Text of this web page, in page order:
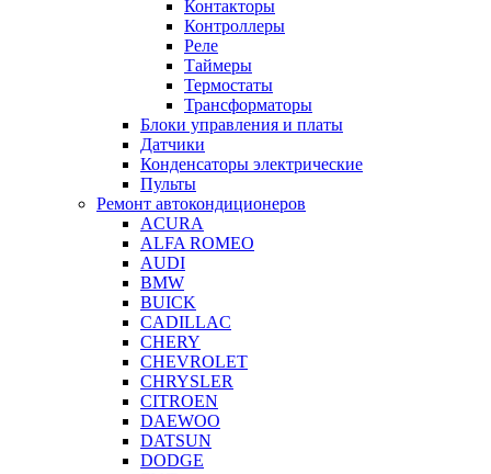
Контакторы
Контроллеры
Реле
Таймеры
Термостаты
Трансформаторы
Блоки управления и платы
Датчики
Конденсаторы электрические
Пульты
Ремонт автокондиционеров
ACURA
ALFA ROMEO
AUDI
BMW
BUICK
CADILLAC
CHERY
CHEVROLET
CHRYSLER
CITROEN
DAEWOO
DATSUN
DODGE